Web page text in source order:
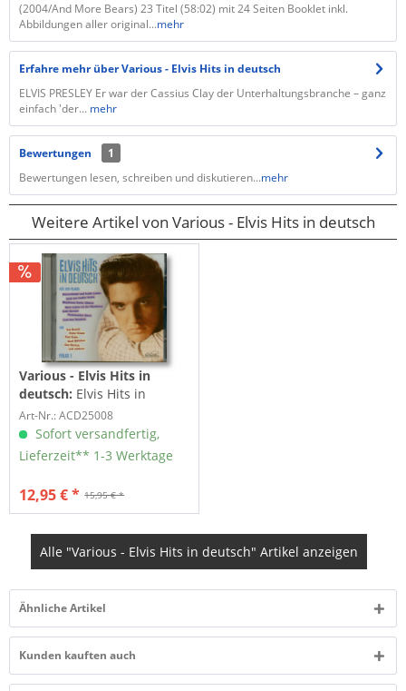
(2004/And More Bears) 23 Titel (58:02) mit 24 Seiten Booklet inkl.
Abbildungen aller original...mehr
Erfahre mehr über Various - Elvis Hits in deutsch
ELVIS PRESLEY Er war der Cassius Clay der Unterhaltungsbranche – ganz
einfach 'der... mehr
Bewertungen
1
Bewertungen lesen, schreiben und diskutieren...mehr
Weitere Artikel von Various - Elvis Hits in deutsch
Various - Elvis Hits in
deutsch: Elvis Hits in
Deutsch Folge 1 (CD)
Art-Nr.: ACD25008
Sofort versandfertig,
Lieferzeit** 1-3 Werktage
15,95 € *
12,95 € *
Alle "Various - Elvis Hits in deutsch" Artikel anzeigen
Ähnliche Artikel
Kunden kauften auch